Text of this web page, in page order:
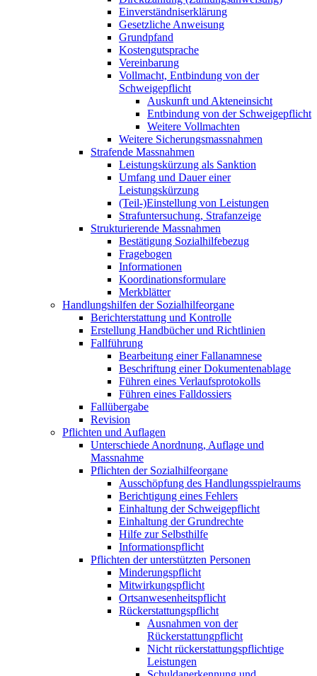
Einverständniserklärung
Gesetzliche Anweisung
Grundpfand
Kostengutsprache
Vereinbarung
Vollmacht, Entbindung von der
Schweigepflicht
Auskunft und Akteneinsicht
Entbindung von der Schweigepflicht
Weitere Vollmachten
Weitere Sicherungsmassnahmen
Strafende Massnahmen
Leistungskürzung als Sanktion
Umfang und Dauer einer
Leistungskürzung
(Teil-)Einstellung von Leistungen
Strafuntersuchung, Strafanzeige
Strukturierende Massnahmen
Bestätigung Sozialhilfebezug
Fragebogen
Informationen
Koordinationsformulare
Merkblätter
Handlungshilfen der Sozialhilfeorgane
Berichterstattung und Kontrolle
Erstellung Handbücher und Richtlinien
Fallführung
Bearbeitung einer Fallanamnese
Beschriftung einer Dokumentenablage
Führen eines Verlaufsprotokolls
Führen eines Falldossiers
Fallübergabe
Revision
Pflichten und Auflagen
Unterschiede Anordnung, Auflage und
Massnahme
Pflichten der Sozialhilfeorgane
Ausschöpfung des Handlungsspielraums
Berichtigung eines Fehlers
Einhaltung der Schweigepflicht
Einhaltung der Grundrechte
Hilfe zur Selbsthilfe
Informationspflicht
Pflichten der unterstützten Personen
Minderungspflicht
Mitwirkungspflicht
Ortsanwesenheitspflicht
Rückerstattungspflicht
Ausnahmen von der
Rückerstattungpflicht
Nicht rückerstattungspflichtige
Leistungen